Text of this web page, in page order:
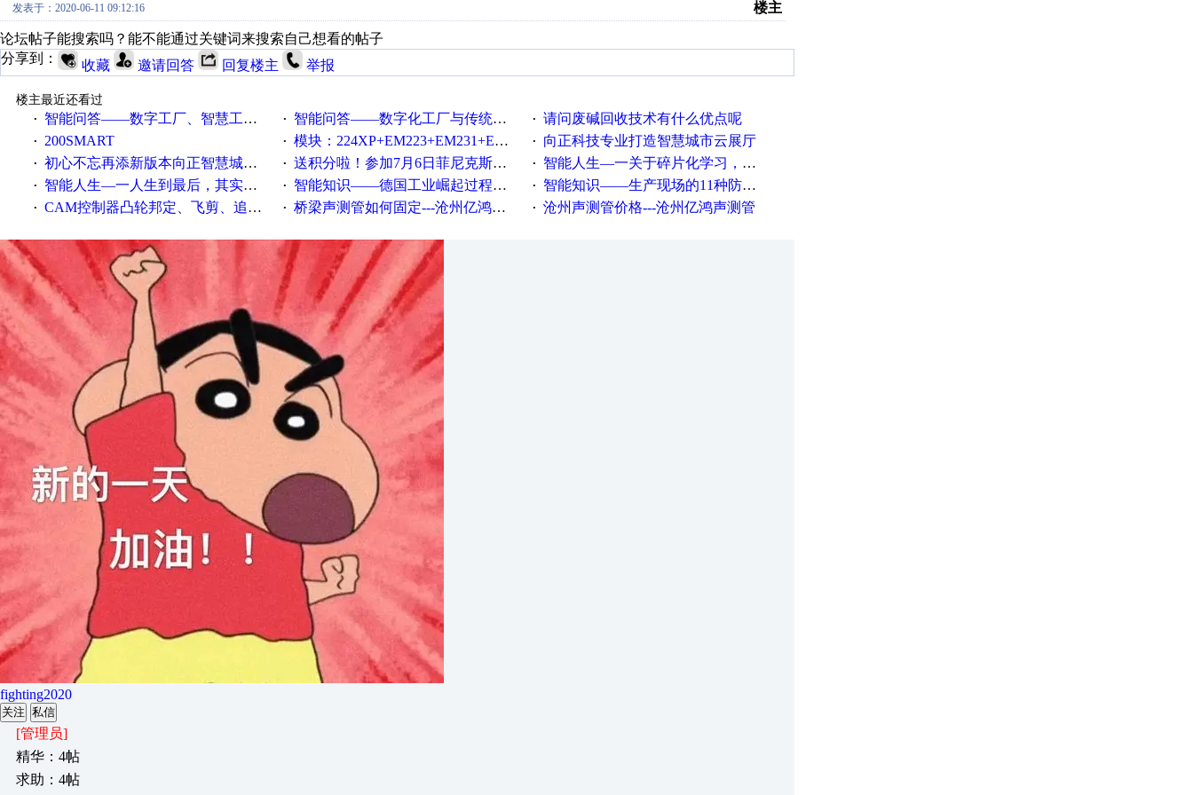
发表于：2020-06-11 09:12:16 楼主
论坛帖子能搜索吗？能不能通过关键词来搜索自己想看的帖子
分享到：
收藏 邀请回答 回复楼主 举报
楼主最近还看过
·
智能问答——数字工厂、智慧工厂和智能制造三者的区别是什么？ · 智能问答——数字化工厂与传统工厂的差别体现在哪里？ · 请问废碱回收技术有什么优点呢
· 200SMART · 模块：224XP+EM223+EM231+EM235+EM232+EM232怎么用以太网通讯？ · 向正科技专业打造智慧城市云展厅
· 初心不忘再添新版本向正智慧城市云展厅3.0版亮相 · 送积分啦！参加7月6日菲尼克斯在线研讨会即得 · 智能人生—一关于碎片化学习，看这一篇就够了！
· 智能人生—一人生到最后，其实拼的都是人品 · 智能知识——德国工业崛起过程中不得不提的10个关键词 · 智能知识——生产现场的11种防错！(1)
· CAM控制器凸轮邦定、飞剪、追剪等C功能块 · 桥梁声测管如何固定---沧州亿鸿声测管 · 沧州声测管价格---沧州亿鸿声测管​
fighting2020
关注 私信
[管理员]
精华：4帖
求助：4帖